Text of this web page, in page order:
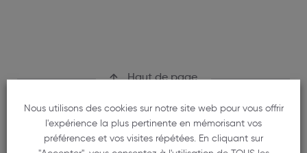
Haut de page
Nous utilisons des cookies sur notre site web pour vous offrir
l'expérience la plus pertinente en mémorisant vos
préférences et vos visites répétées. En cliquant sur